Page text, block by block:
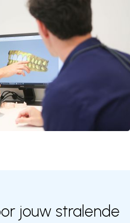
jouw stralende